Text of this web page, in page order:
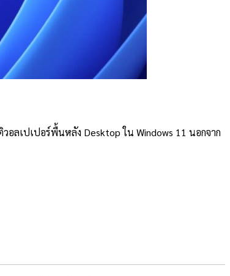
ลเปเปอร์พื้นหลัง Desktop ใน Windows 11 นอกจาก